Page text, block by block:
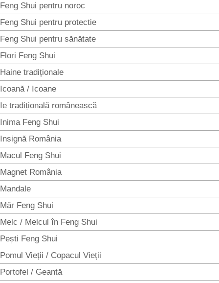
Feng Shui pentru noroc
Feng Shui pentru protectie
Feng Shui pentru sănătate
Flori Feng Shui
Haine tradiționale
Icoană / Icoane
Ie tradițională românească
Inima Feng Shui
Insignă România
Macul Feng Shui
Magnet România
Mandale
Măr Feng Shui
Melc / Melcul în Feng Shui
Pești Feng Shui
Pomul Vieții / Copacul Vieții
Portofel / Geantă